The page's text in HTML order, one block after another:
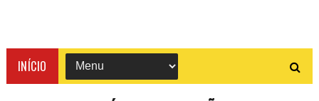
INÍCIO